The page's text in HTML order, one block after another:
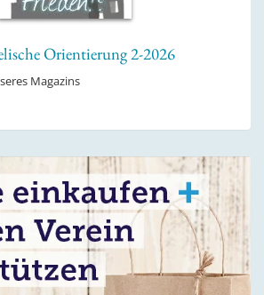
Orientierung 2-2026
Magazins